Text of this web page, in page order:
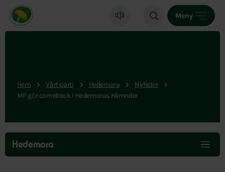
Miljöpartiet de gröna, startsida
Meny
Hem Vårt parti Hedemora
Nyheter
MP gör comeback i Hedemoras nämnder
Hoppa
över
menyn
Hedemora